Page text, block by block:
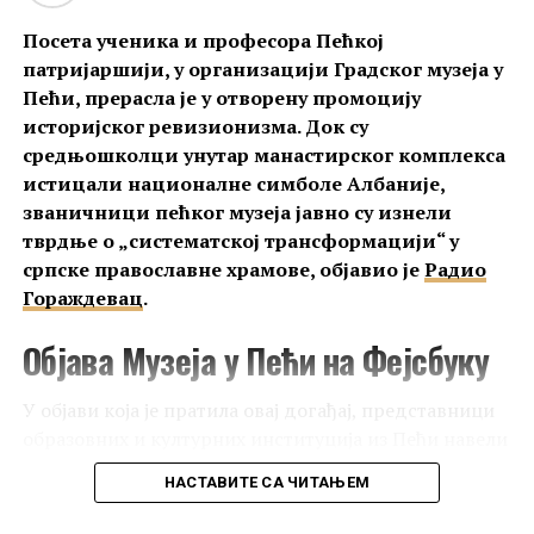
Радивоје Љубинковићи други истакнути
стручњаци.
„После 1955. године наших стручњака више
практично нема на терену. Појављују се тек
повремено, углавном кроз извештаје с
југословенских конзерваторских конгреса. У
међувремену, Филозофски факултет у Скопљу
наставља рад, али тамо више практично нема
српских професора. Сарадња постоји, али је
Зашто је Матејич један од
средњовековне уметности
Посета ученика и професора Пећкој
патријаршији, у организацији Градског музеја у
Пећи, прерасла је у отворену промоцију
историјског ревизионизма. Док су
средњошколци унутар манастирског комплекса
истицали националне симболе Албаније,
званичници пећког музеја јавно су изнели
тврдње о „систематској трансформацији“ у
српске православне храмове, објавио јеРадио
Гораждевац.
Објава Музеја у Пећи на Фејсбуку
Пећка патријаршијапредставља комплекс
„првобитних предроманичких и византијских
НАСТАВИТЕ СА ЧИТАЊЕМ